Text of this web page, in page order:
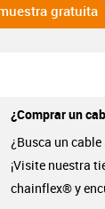
gratuita
¿Comprar un
¿Busca un
¡Visite nuestra
chainflex® y